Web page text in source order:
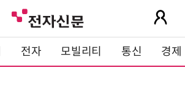
전자 모빌리티 통신 경제